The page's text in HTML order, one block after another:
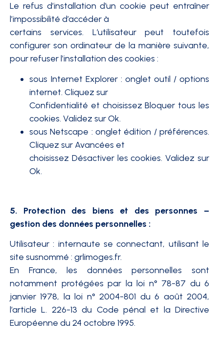
Le refus d’installation d’un cookie peut entraîner
l’impossibilité d’accéder à
certains services. L’utilisateur peut toutefois
configurer son ordinateur de la manière suivante,
pour refuser l’installation des cookies :
sous Internet Explorer : onglet outil / options
internet. Cliquez sur
Confidentialité et choisissez Bloquer tous les
cookies. Validez sur Ok.
sous Netscape : onglet édition / préférences.
Cliquez sur Avancées et
choisissez Désactiver les cookies. Validez sur
Ok.
5. Protection des biens et des personnes –
gestion des données personnelles :
Utilisateur : internaute se connectant, utilisant le
site susnommé : grlimoges.fr.
En France, les données personnelles sont
notamment protégées par la loi n° 78-87 du 6
janvier 1978, la loi n° 2004-801 du 6 août 2004,
l’article L. 226-13 du Code pénal et la Directive
Européenne du 24 octobre 1995.